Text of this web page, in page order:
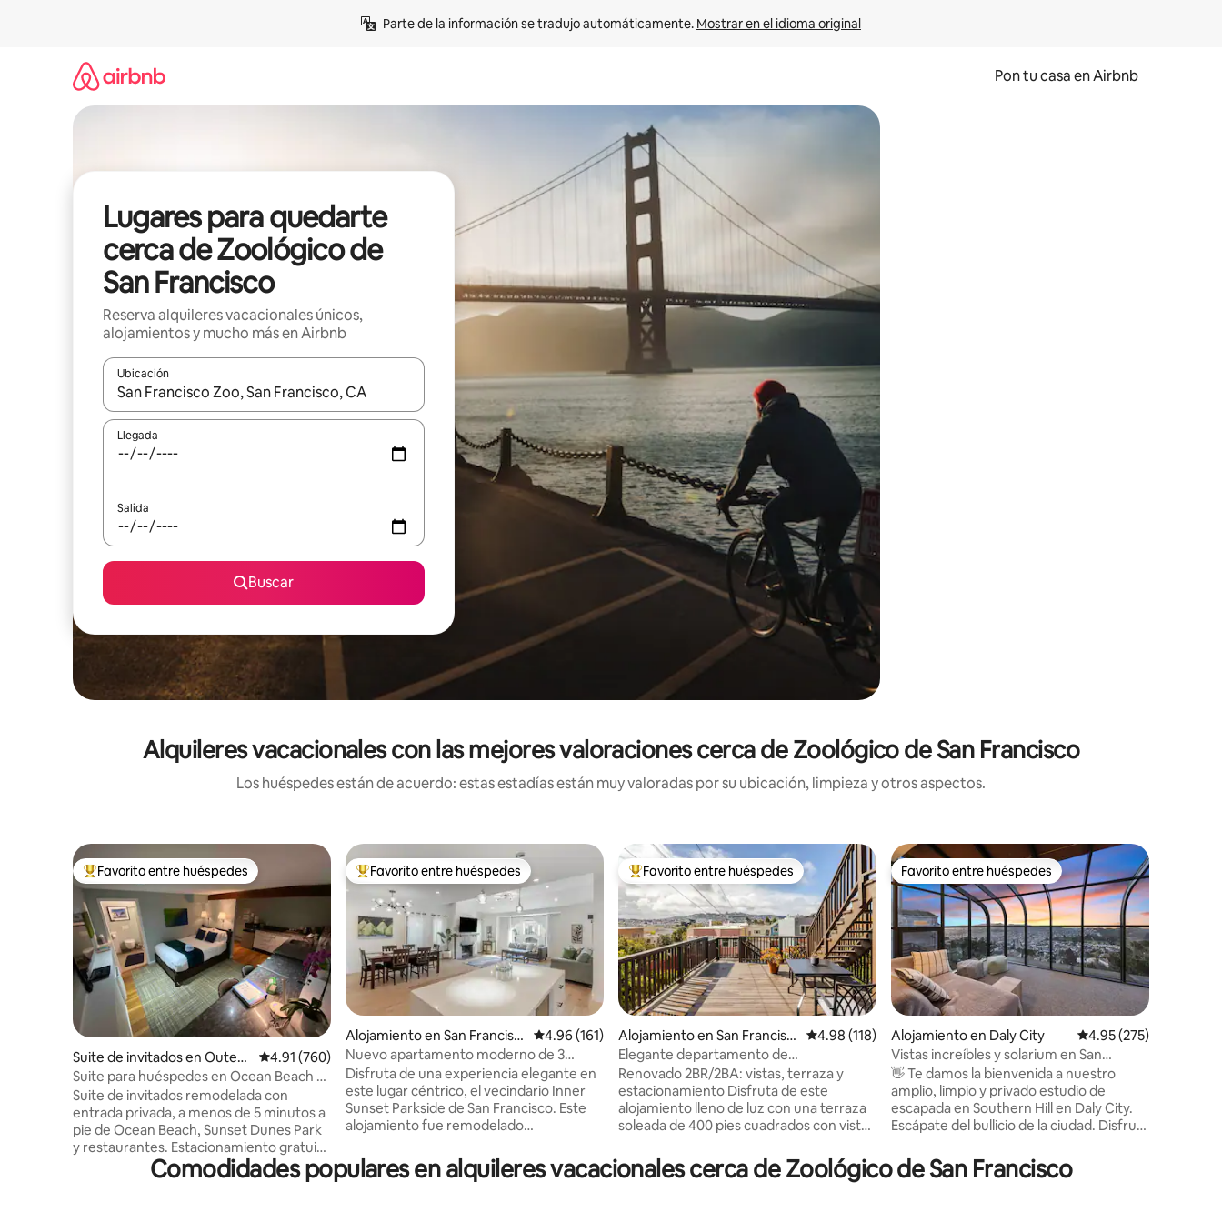
Parte de la información se tradujo automáticamente. Mostrar en el idioma original
Pon tu casa en Airbnb
Lugares para quedarte
cerca de Zoológico de
San Francisco
Reserva alquileres vacacionales únicos,
alojamientos y mucho más en Airbnb
Ubicación
Cuando los resultados estén disponibles, navega con las teclas de flecha hacia arriba y hacia abajo o explora con el tacto o desliza el dedo.
Llegada
Salida
Buscar
Alquileres vacacionales con las mejores valoraciones cerca de Zoológico de San Francisco
Los huéspedes están de acuerdo: estas estadías están muy valoradas por su ubicación, limpieza y otros aspectos.
Favorito entre huéspedes preferido
Favorito entre huéspedes
Suite de invitados en Outer
Sunset
Calificación promedio: 4.91 de 5, 760 reseñas
4.91 (760)
Suite para huéspedes en Ocean Beach –
A pocos pasos de parques
Suite de invitados remodelada con
entrada privada, a menos de 5 minutos a
pie de Ocean Beach, Sunset Dunes Park
y restaurantes. Estacionamiento gratuito
en la calle en el tranquilo y seguro distrito
de Sunset, con fácil acceso al
Favorito entre huéspedes preferido
Favorito entre huéspedes
Alojamiento en San Francisc
o
Calificación promedio: 4.96 de 5, 161 reseñas
4.96 (161)
Nuevo apartamento moderno de 3
dormitorios y 2 baños junto al parque y
con vistas al atardecer en San Francisco
Disfruta de una experiencia elegante en
este lugar céntrico, el vecindario Inner
Sunset Parkside de San Francisco. Este
alojamiento fue remodelado
abiertas con electrodomésticos
completamente nuevos. 3 habitaciones y
Favorito entre huéspedes preferido
Favorito entre huéspedes
Alojamiento en San Francisc
o
Calificación promedio: 4.98 de 5, 118 reseñas
4.98 (118)
Elegante departamento de
2 habitaciones y 2 baños con vista
panorámica y estacionamiento • Cerca
del BART
Renovado 2BR/2BA: vistas, terraza y
estacionamiento Disfruta de este
alojamiento lleno de luz con una terraza
soleada de 400 pies cuadrados con vistas
Sunnyside, el espacio cuenta con
espectaculares baños modernos, una
Favorito entre huéspedes
Favorito entre huéspedes
Alojamiento en Daly City Calificación promedio:
4.95 (275)
Vistas increíbles y solarium en San
Francisco: 1 dormitorio privado
👋 Te damos la bienvenida a nuestro
amplio, limpio y privado estudio de
escapada en Southern Hill en Daly City.
Escápate del bullicio de la ciudad. Disfruta
en días despejados ☀️ - Fácil
estacionamiento en la calle. - Great
Comodidades populares en alquileres vacacionales cerca de Zoológico de San Francisco